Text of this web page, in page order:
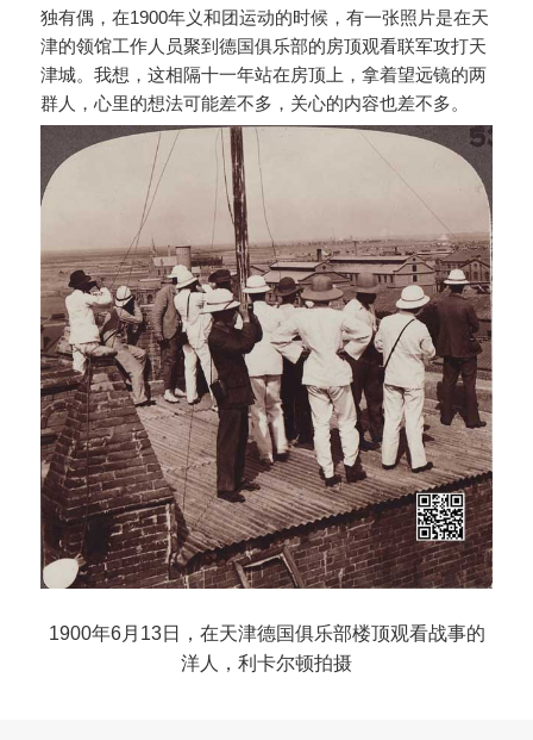
独有偶，在1900年义和团运动的时候，有一张照片是在天
津的领馆工作人员聚到德国俱乐部的房顶观看联军攻打天
津城。我想，这相隔十一年站在房顶上，拿着望远镜的两
群人，心里的想法可能差不多，关心的内容也差不多。
1900年6月13日，在天津德国俱乐部楼顶观看战事的
洋人，利卡尔顿拍摄